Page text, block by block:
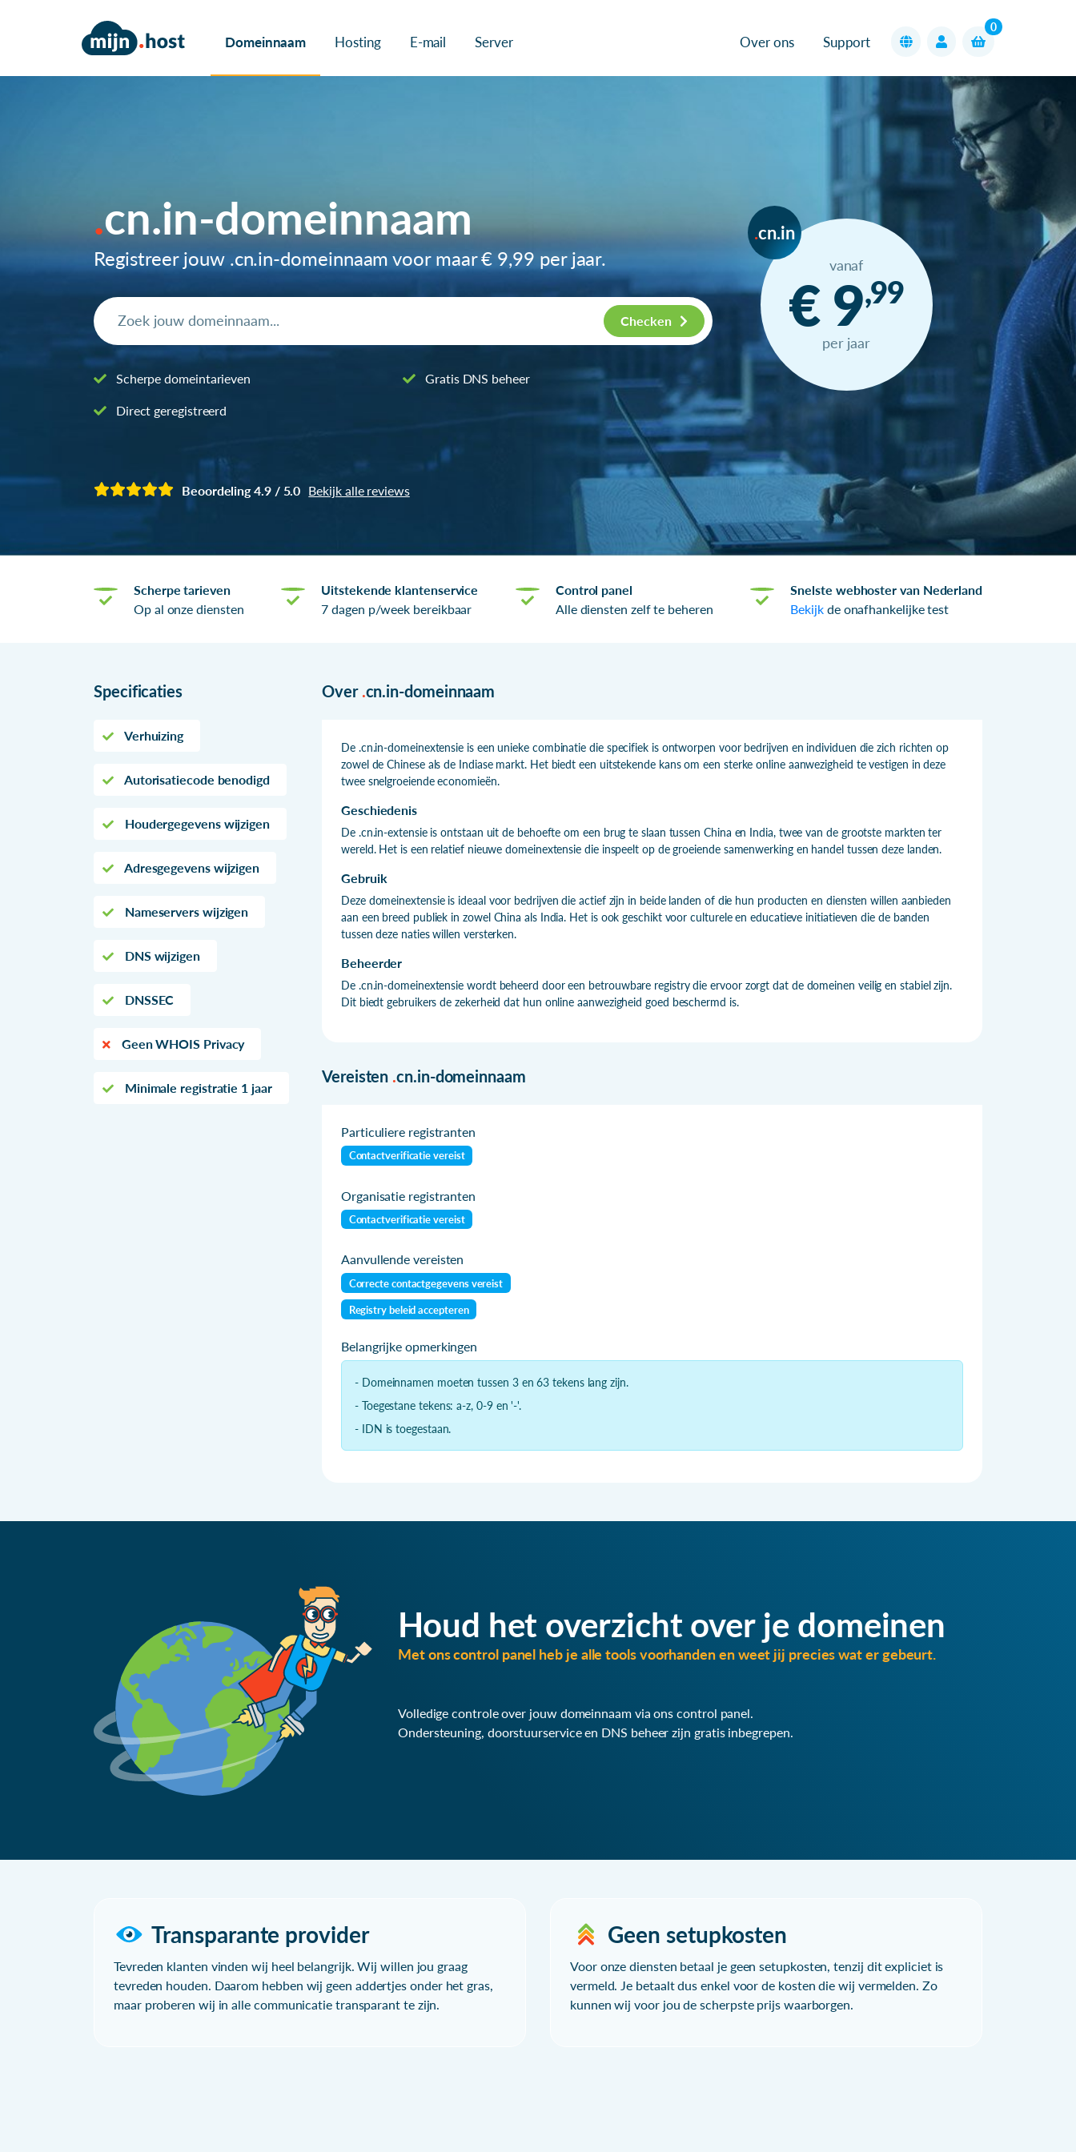
Domeinnaam Hosting E-mail Server Over ons Support
0
cn.in-domeinnaam
Registreer jouw .cn.in-domeinnaam voor maar€ 9,99 per jaar.
Checken
Scherpe domeintarieven
Direct geregistreerd
Gratis DNS beheer
cn.in
vanaf
€ 9,99
per jaar
Beoordeling 4.9 / 5.0 Bekijk alle reviews
Scherpe tarieven
Op al onze diensten
Uitstekende klantenservice
7 dagen p/week bereikbaar
Control panel
Alle diensten zelf te beheren
Snelste webhoster van Nederland
Bekijkde onafhankelijke test
Specificaties
Verhuizing
Autorisatiecode benodigd
Houdergegevens wijzigen
Adresgegevens wijzigen
Nameservers wijzigen
DNS wijzigen
DNSSEC
Geen WHOIS Privacy
Minimale registratie 1 jaar
Over .cn.in-domeinnaam
De .cn.in-domeinextensie is een unieke combinatie die specifiek is ontworpen voor bedrijven en individuen die zich richten op
zowel de Chinese als de Indiase markt. Het biedt een uitstekende kans om een sterke online aanwezigheid te vestigen in deze
twee snelgroeiende economieën.
Geschiedenis
De .cn.in-extensie is ontstaan uit de behoefte om een brug te slaan tussen China en India, twee van de grootste markten ter
wereld. Het is een relatief nieuwe domeinextensie die inspeelt op de groeiende samenwerking en handel tussen deze landen.
Gebruik
Deze domeinextensie is ideaal voor bedrijven die actief zijn in beide landen of die hun producten en diensten willen aanbieden
aan een breed publiek in zowel China als India. Het is ook geschikt voor culturele en educatieve initiatieven die de banden
tussen deze naties willen versterken.
Beheerder
De .cn.in-domeinextensie wordt beheerd door een betrouwbare registry die ervoor zorgt dat de domeinen veilig en stabiel zijn.
Dit biedt gebruikers de zekerheid dat hun online aanwezigheid goed beschermd is.
Vereisten .cn.in-domeinnaam
Particuliere registranten
Contactverificatie vereist
Organisatie registranten
Contactverificatie vereist
Aanvullende vereisten
Correcte contactgegevens vereist
Registry beleid accepteren
Belangrijke opmerkingen
- Domeinnamen moeten tussen 3 en 63 tekens lang zijn.
- Toegestane tekens: a-z, 0-9 en '-'.
- IDN is toegestaan.
Houd het overzicht over je domeinen
Met ons control panel heb je alle tools voorhanden en weet jij precies wat er gebeurt.
Volledige controle over jouw domeinnaam via ons control panel.
Ondersteuning, doorstuurservice en DNS beheer zijn gratis inbegrepen.
Transparante provider
Tevreden klanten vinden wij heel belangrijk. Wij willen jou graag
tevreden houden. Daarom hebben wij geen addertjes onder het gras,
maar proberen wij in alle communicatie transparant te zijn.
Geen setupkosten
Voor onze diensten betaal je geen setupkosten, tenzij dit expliciet is
vermeld. Je betaalt dus enkel voor de kosten die wij vermelden. Zo
kunnen wij voor jou de scherpste prijs waarborgen.